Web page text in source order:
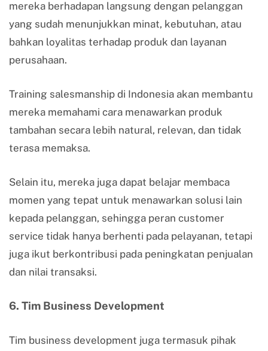
mereka berhadapan langsung dengan pelanggan
yang sudah menunjukkan minat, kebutuhan, atau
bahkan loyalitas terhadap produk dan layanan
perusahaan.
Training salesmanship di Indonesia akan membantu
mereka memahami cara menawarkan produk
tambahan secara lebih natural, relevan, dan tidak
terasa memaksa.
Selain itu, mereka juga dapat belajar membaca
momen yang tepat untuk menawarkan solusi lain
kepada pelanggan, sehingga peran customer
service tidak hanya berhenti pada pelayanan, tetapi
juga ikut berkontribusi pada peningkatan penjualan
dan nilai transaksi.
6. Tim Business Development
Tim business development juga termasuk pihak